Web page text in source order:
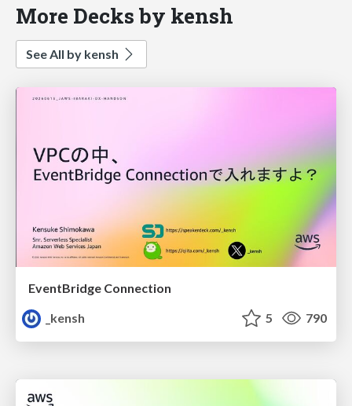
More Decks by kensh
See All by kensh
EventBridge Connection
_kensh
5 790